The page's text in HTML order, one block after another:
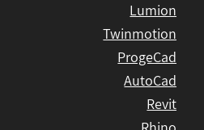
Lumion
Twinmotion
ProgeCad
AutoCad
Revit